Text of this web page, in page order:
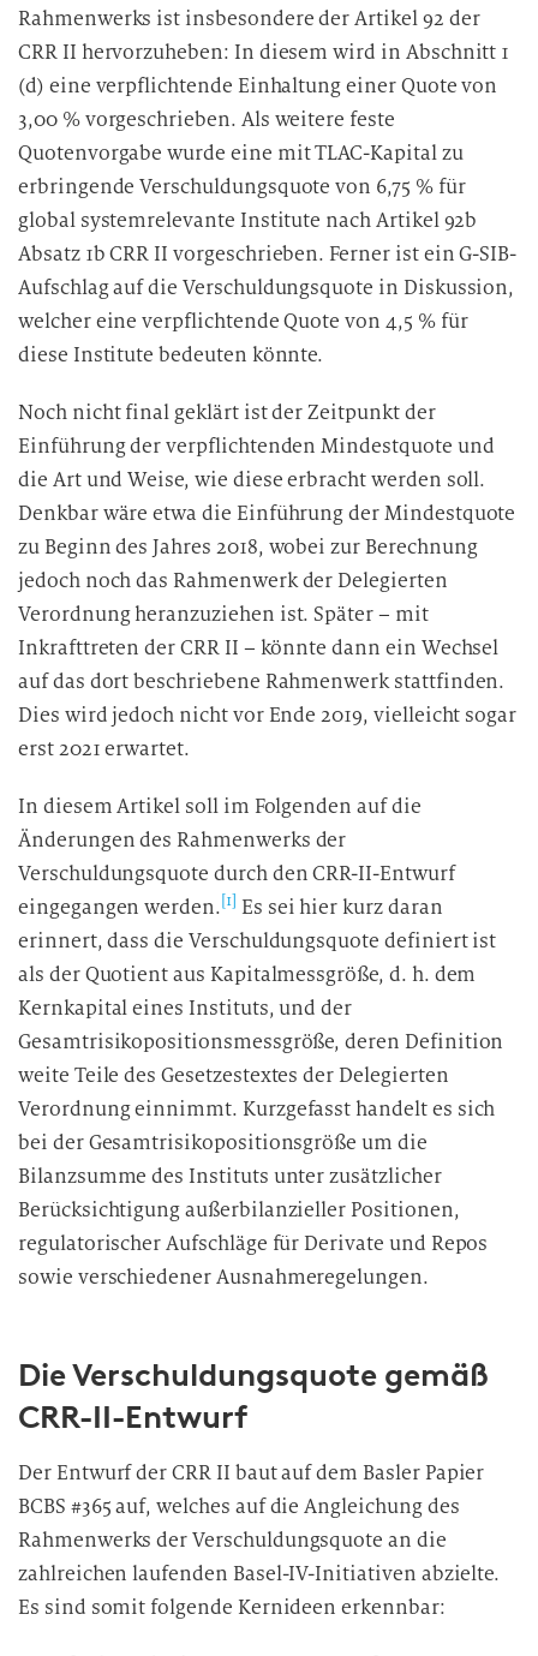
Rahmenwerks ist insbesondere der Artikel 92 der
CRR II hervorzuheben: In diesem wird in Abschnitt 1
(d) eine verpflichtende Einhaltung einer Quote von
3,00 % vorgeschrieben. Als weitere feste
Quotenvorgabe wurde eine mit TLAC-Kapital zu
erbringende Verschuldungsquote von 6,75 % für
global systemrelevante Institute nach Artikel 92b
Absatz 1b CRR II vorgeschrieben. Ferner ist ein G-SIB-
Aufschlag auf die Verschuldungsquote in Diskussion,
welcher eine verpflichtende Quote von 4,5 % für
diese Institute bedeuten könnte.
Noch nicht final geklärt ist der Zeitpunkt der
Einführung der verpflichtenden Mindestquote und
die Art und Weise, wie diese erbracht werden soll.
Denkbar wäre etwa die Einführung der Mindestquote
zu Beginn des Jahres 2018, wobei zur Berechnung
jedoch noch das Rahmenwerk der Delegierten
Verordnung heranzuziehen ist. Später – mit
Inkrafttreten der CRR II – könnte dann ein Wechsel
auf das dort beschriebene Rahmenwerk stattfinden.
Dies wird jedoch nicht vor Ende 2019, vielleicht sogar
erst 2021 erwartet.
In diesem Artikel soll im Folgenden auf die
Änderungen des Rahmenwerks der
Verschuldungsquote durch den CRR-II-Entwurf
eingegangen werden. [1] Es sei hier kurz daran
erinnert, dass die Verschuldungsquote definiert ist
als der Quotient aus Kapitalmessgröße, d. h. dem
Kernkapital eines Instituts, und der
Gesamtrisikopositionsmessgröße, deren Definition
weite Teile des Gesetzestextes der Delegierten
Verordnung einnimmt. Kurzgefasst handelt es sich
bei der Gesamtrisikopositionsgröße um die
Bilanzsumme des Instituts unter zusätzlicher
Berücksichtigung außerbilanzieller Positionen,
regulatorischer Aufschläge für Derivate und Repos
sowie verschiedener Ausnahmeregelungen.
Die Verschuldungsquote gemäß
CRR-II-Entwurf
Der Entwurf der CRR II baut auf dem Basler Papier
BCBS #365 auf, welches auf die Angleichung des
Rahmenwerks der Verschuldungsquote an die
zahlreichen laufenden Basel-IV-Initiativen abzielte.
Es sind somit folgende Kernideen erkennbar: